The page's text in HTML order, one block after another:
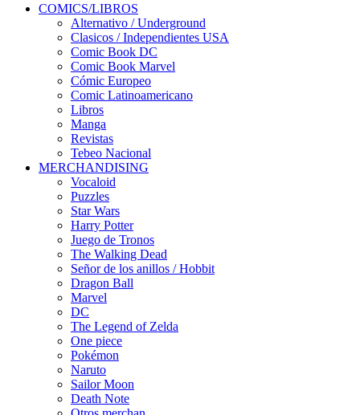
COMICS/LIBROS
Alternativo / Underground
Clasicos / Independientes USA
Comic Book DC
Comic Book Marvel
Cómic Europeo
Comic Latinoamericano
Libros
Manga
Revistas
Tebeo Nacional
MERCHANDISING
Vocaloid
Puzzles
Star Wars
Harry Potter
Juego de Tronos
The Walking Dead
Señor de los anillos / Hobbit
Dragon Ball
Marvel
DC
The Legend of Zelda
One piece
Pokémon
Naruto
Sailor Moon
Death Note